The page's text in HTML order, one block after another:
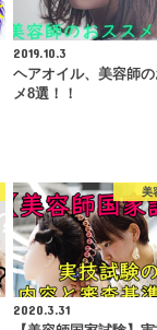
2019.10.3
ヘアオイル、美容師の
メ8選！！
美
2020.3.31